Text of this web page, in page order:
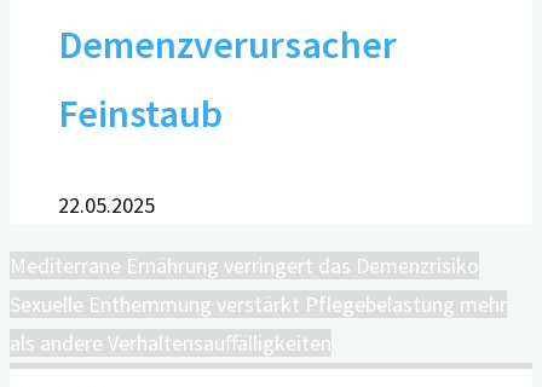
Demenzverursacher
Feinstaub
22.05.2025
Mediterrane Ernährung verringert das Demenzrisiko
Sexuelle Enthemmung verstärkt Pflegebelastung mehr
als andere Verhaltensauffälligkeiten